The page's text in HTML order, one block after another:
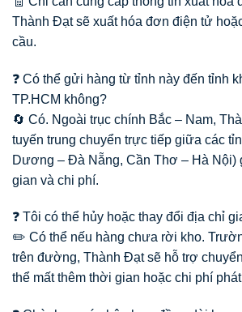
Thành Đạt sẽ xuất hóa đơn điện tử
cầu.
❓ Có thể gửi hàng từ tỉnh này đến tỉnh
TP.HCM không?
🔄 Có. Ngoài trục chính Bắc – Nam,
tuyến trung chuyển trực tiếp giữa các
Dương – Đà Nẵng, Cần Thơ – Hà Nội)
gian và chi phí.
❓ Tôi có thể hủy hoặc thay đổi địa chỉ
✏️ Có thể nếu hàng chưa rời kho.
trên đường, Thành Đạt sẽ hỗ trợ
thể mất thêm thời gian hoặc chi phí